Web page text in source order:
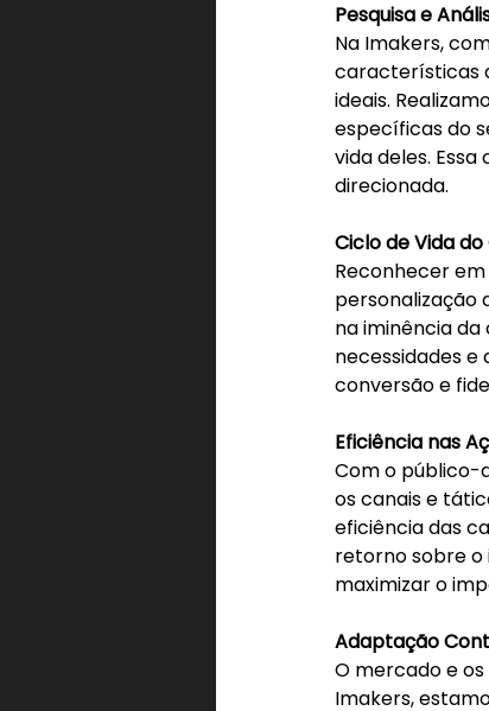
Pesquisa e
Na Imakers,
características
ideais.
específicas do
vida deles.
direcionada.
Ciclo de Vida
Reconhecer
personalização
na iminência
necessidades
conversão e
Eficiência nas
Com o público-
os canais e
eficiência das
retorno sobre o
maximizar o
Adaptação
O mercado e
Imakers,